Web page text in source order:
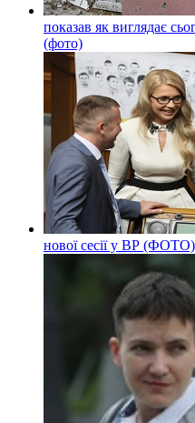
показав як виглядає
(фото)
нової сесії у ВР (ФОТО)